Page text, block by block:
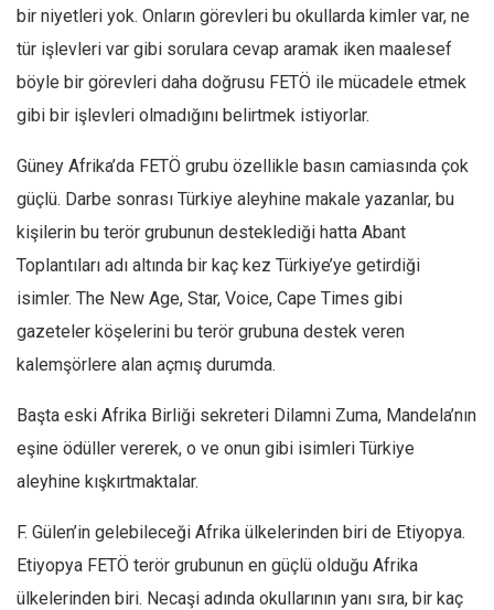
Amerika
Avustralya
Tarih
Düşünce
Dosyalar
bir niyetleri yok. Onların görevleri bu okullarda kimler var, ne
tür işlevleri var gibi sorulara cevap aramak iken maalesef
böyle bir görevleri daha doğrusu FETÖ ile mücadele etmek
gibi bir işlevleri olmadığını belirtmek istiyorlar.
Güney Afrika’da FETÖ grubu özellikle basın camiasında çok
güçlü. Darbe sonrası Türkiye aleyhine makale yazanlar, bu
kişilerin bu terör grubunun desteklediği hatta Abant
Toplantıları adı altında bir kaç kez Türkiye’ye getirdiği
isimler. The New Age, Star, Voice, Cape Times gibi
gazeteler köşelerini bu terör grubuna destek veren
kalemşörlere alan açmış durumda.
Başta eski Afrika Birliği sekreteri Dilamni Zuma, Mandela’nın
eşine ödüller vererek, o ve onun gibi isimleri Türkiye
aleyhine kışkırtmaktalar.
F. Gülen’in gelebileceği Afrika ülkelerinden biri de Etiyopya.
Etiyopya FETÖ terör grubunun en güçlü olduğu Afrika
ülkelerinden biri. Necaşi adında okullarının yanı sıra, bir kaç